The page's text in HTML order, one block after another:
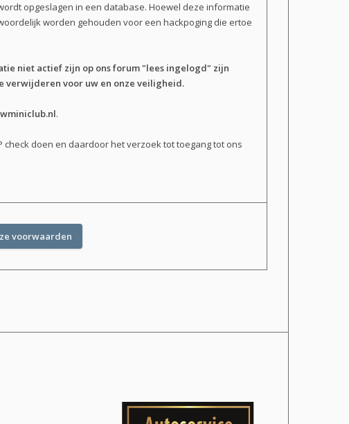
opgeslagen in een database. Hoewel deze informatie
worden gehouden voor een hackpoging die ertoe
niet actief zijn op ons forum "lees ingelogd" zijn
verwijderen voor uw en onze veiligheid.
.
doen en daardoor het verzoek tot toegang tot ons